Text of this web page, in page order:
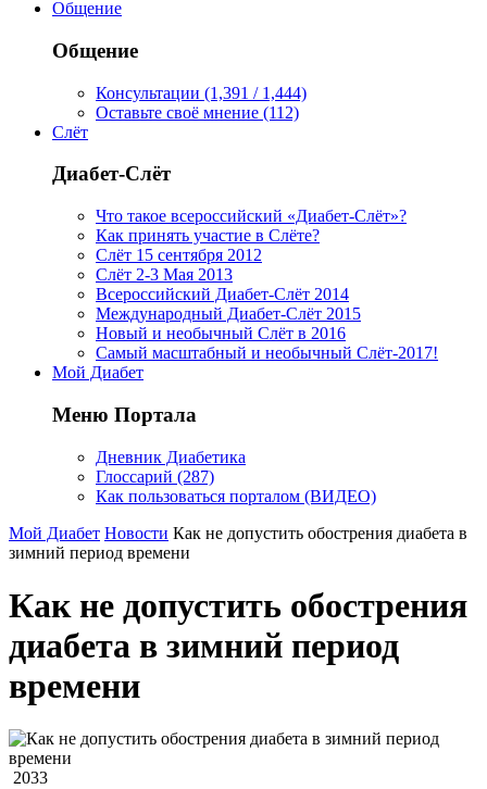
Общение
Общение
Консультации (1,391 / 1,444)
Оставьте своё мнение (112)
Слёт
Диабет-Слёт
Что такое всероссийский «Диабет-Слёт»?
Как принять участие в Слёте?
Слёт 15 сентября 2012
Слёт 2-3 Мая 2013
Всероссийский Диабет-Слёт 2014
Международный Диабет-Слёт 2015
Новый и необычный Слёт в 2016
Самый масштабный и необычный Слёт-2017!
Мой Диабет
Меню Портала
Дневник Диабетика
Глоссарий (287)
Как пользоваться порталом (ВИДЕО)
Мой Диабет Новости Как не допустить обострения диабета в
зимний период времени
Как не допустить обострения
диабета в зимний период
времени
2033